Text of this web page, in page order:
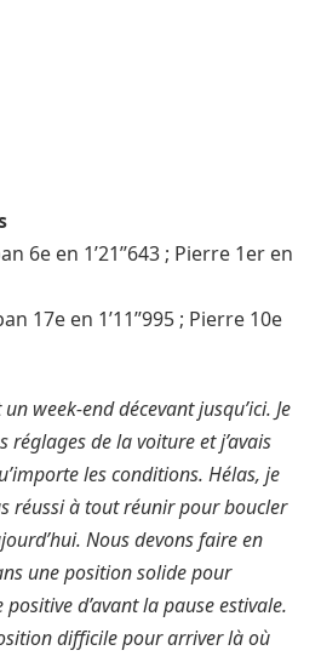
6e en 1’21’’643 ; Pierre 1er en
17e en 1’11’’995 ; Pierre 10e
un week-end décevant jusqu’ici. Je
réglages de la voiture et j’avais
les conditions. Hélas, je
réussi à tout réunir pour boucler
Nous devons faire en
une position solide pour
d’avant la pause estivale.
difficile pour arriver là où